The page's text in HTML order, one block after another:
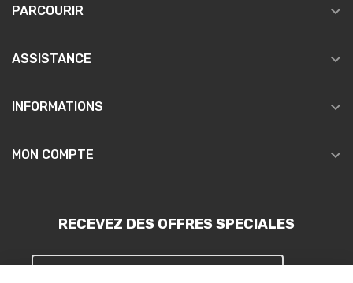
PARCOURIR 
ASSISTANCE 
INFORMATIONS 
MON COMPTE 
RECEVEZ DES OFFRES SPECIALES